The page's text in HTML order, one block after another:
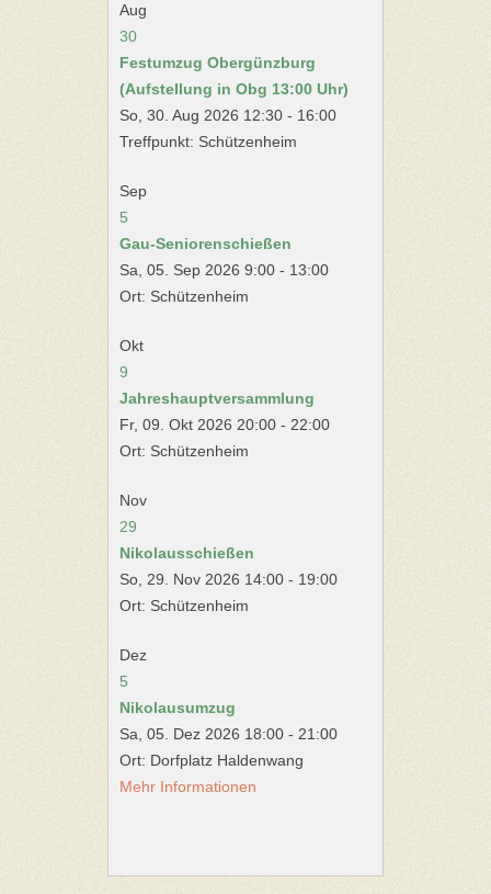
Aug
30
Festumzug Obergünzburg
(Aufstellung in Obg 13:00 Uhr)
So, 30. Aug 2026 12:30 - 16:00
Treffpunkt: Schützenheim
Sep
5
Gau-Seniorenschießen
Sa, 05. Sep 2026 9:00 - 13:00
Ort: Schützenheim
Okt
9
Jahreshauptversammlung
Fr, 09. Okt 2026 20:00 - 22:00
Ort: Schützenheim
Nov
29
Nikolausschießen
So, 29. Nov 2026 14:00 - 19:00
Ort: Schützenheim
Dez
5
Nikolausumzug
Sa, 05. Dez 2026 18:00 - 21:00
Ort: Dorfplatz Haldenwang
Mehr Informationen